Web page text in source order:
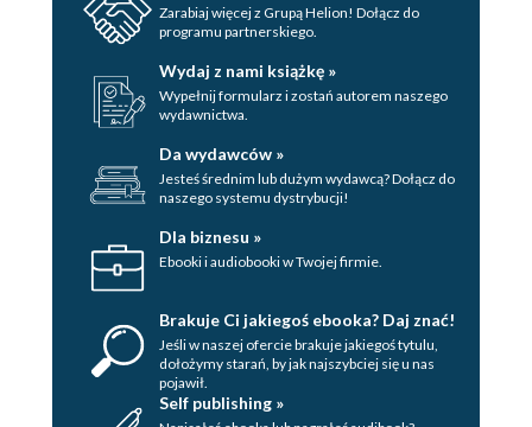
Zarabiaj więcej z Grupą Helion! Dołącz do
programu partnerskiego.
Wydaj z nami książkę »
Wypełnij formularz i zostań autorem naszego
wydawnictwa.
Da wydawców »
Jesteś średnim lub dużym wydawcą? Dołącz do
naszego systemu dystrybucji!
Dla biznesu »
Ebooki i audiobooki w Twojej firmie.
Brakuje Ci jakiegoś ebooka? Daj znać!
Jeśli w naszej ofercie brakuje jakiegoś tytulu,
dołożymy starań, by jak najszybciej się u nas
pojawił.
Self publishing »